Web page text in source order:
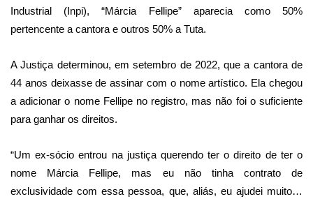
Industrial (Inpi), “Márcia Fellipe” aparecia como 50%
pertencente a cantora e outros 50% a Tuta.
A Justiça determinou, em setembro de 2022, que a cantora de
44 anos deixasse de assinar com o nome artístico. Ela chegou
a adicionar o nome Fellipe no registro, mas não foi o suficiente
para ganhar os direitos.
“Um ex-sócio entrou na justiça querendo ter o direito de ter o
nome Márcia Fellipe, mas eu não tinha contrato de
exclusividade com essa pessoa, que, aliás, eu ajudei muito…